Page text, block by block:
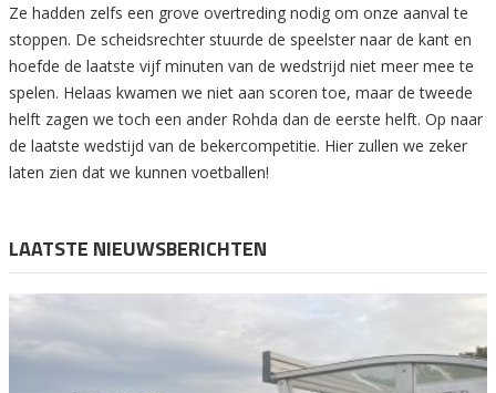
Ze hadden zelfs een grove overtreding nodig om onze aanval te
stoppen. De scheidsrechter stuurde de speelster naar de kant en
hoefde de laatste vijf minuten van de wedstrijd niet meer mee te
spelen. Helaas kwamen we niet aan scoren toe, maar de tweede
helft zagen we toch een ander Rohda dan de eerste helft. Op naar
de laatste wedstijd van de bekercompetitie. Hier zullen we zeker
laten zien dat we kunnen voetballen!
LAATSTE NIEUWSBERICHTEN